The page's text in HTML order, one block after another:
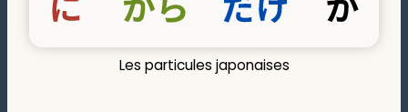
Les particules japonaises